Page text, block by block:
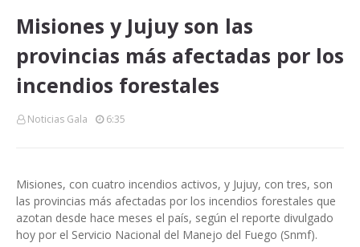
Misiones y Jujuy son las
provincias más afectadas por los
incendios forestales
Noticias Gala 6:35
Misiones, con cuatro incendios activos, y Jujuy, con tres, son
las provincias más afectadas por los incendios forestales que
azotan desde hace meses el país, según el reporte divulgado
hoy por el Servicio Nacional del Manejo del Fuego (Snmf).